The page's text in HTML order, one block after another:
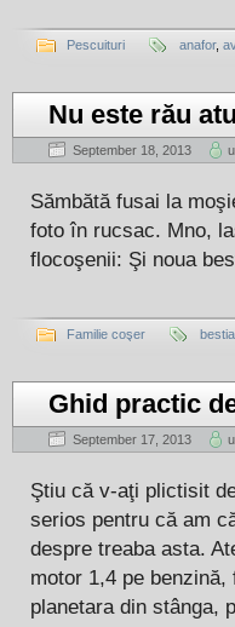
Pescuituri anafor,
Nu este rău
September 18, 2013
Sămbătă fusai la
foto în rucsac. Mno,
flocoşenii: Şi noua
Familie coşer bestia
Ghid practic
September 17, 2013
Ştiu că v-aţi plictisit
serios pentru că am
despre treaba asta.
motor 1,4 pe
planetara din stânga,